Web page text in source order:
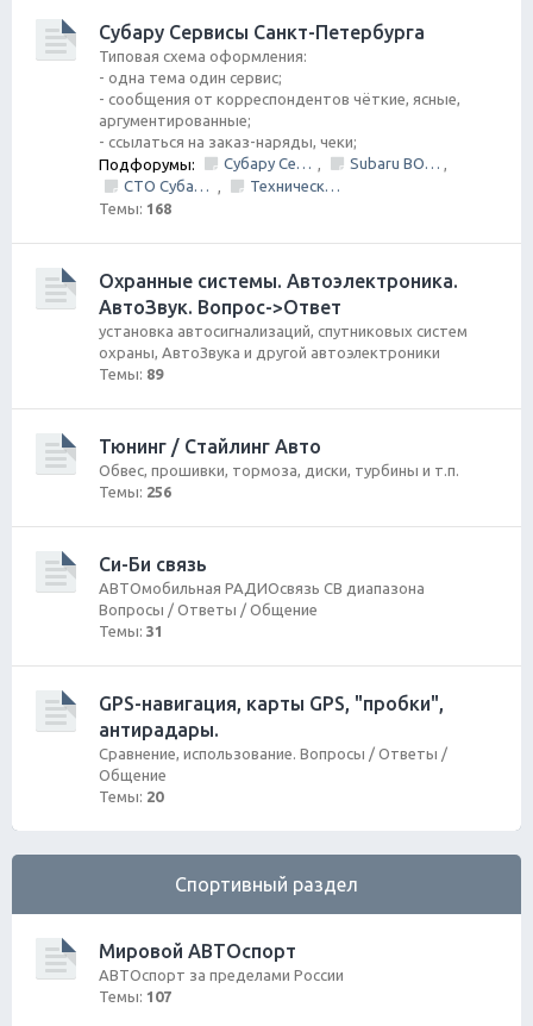
Субару Cервисы Санкт-Петербурга
Типовая схема оформления:
- одна тема один сервис;
- сообщения от корреспондентов чёткие, ясные,
аргументированные;
- ссылаться на заказ-наряды, чеки;
Подфорумы:
Субару Сервис "Созвездие" , Subaru BOX &amp; Donorparts shop
,
СТО Субару (www.stosubaru.ru)
,
Технический центр «PRIDE Motorsport».
Темы: 168
Охранные системы. Автоэлектроника.
АвтоЗвук. Вопрос->Ответ
установка автосигнализаций, спутниковых систем
охраны, АвтоЗвука и другой автоэлектроники
Темы: 89
Тюнинг / Стайлинг Авто
Обвес, прошивки, тормоза, диски, турбины и т.п.
Темы: 256
Си-Би связь
АВТОмобильная РАДИОсвязь СВ диапазона
Вопросы / Ответы / Общение
Темы: 31
GPS-навигация, карты GPS, "пробки",
антирадары.
Сравнение, использование. Вопросы / Ответы /
Общение
Темы: 20
Спортивный раздел
Мировой АВТОспорт
АВТОспорт за пределами России
Темы: 107